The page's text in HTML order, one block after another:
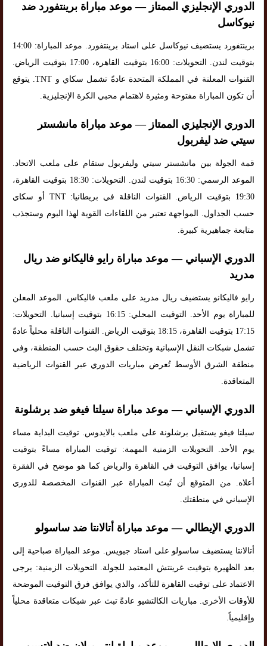
الدوري الإنجليزي الممتاز — موعد مباراة برينتفورد ضد
نيوكاسل
برينتفورد يستضيف نيوكاسل على استاد برينتفورد. موعد المباراة: 14:00
بتوقيت لندن. التحويلات: 16:00 بتوقيت القاهرة، 17:00 بتوقيت الرياض.
القنوات المعلنة في المملكة المتحدة عادةً تشمل سكاي و TNT. يتوقع
أن تكون المباراة مفتوحة ومثيرة لاهتمام محبي الكرة الإنجليزية.
الدوري الإنجليزي الممتاز — موعد مباراة مانشستر
سيتي ضد ليفربول
قمة الجولة بين مانشستر سيتي وليفربول ستقام على ملعب الاتحاد.
الموعد الرسمي: 16:30 بتوقيت لندن. التحويلات: 18:30 بتوقيت القاهرة،
19:30 بتوقيت الرياض. القنوات الناقلة في بريطانيا: TNT أو سكاي
حسب الجداول. المواجهة تعتبر من اللقاءات القوية لهذا اليوم وستجذب
متابعة جماهيرية كبيرة.
الدوري الإسباني — موعد مباراة رايو فاليكانو ضد ريال
مدريد
رايو فاليكانو يستضيف ريال مدريد على ملعب فاليكاس. الموعد المعلن
للمباراة يوم الأحد. التوقيت المحلي: 16:15 بتوقيت إسبانيا. التحويلات:
17:15 بتوقيت القاهرة، 18:15 بتوقيت الرياض. القنوات الناقلة محلياً عادةً
تشمل شبكات النقل الإسبانية وتختلف حقوق البث حسب المنطقة، وفي
منطقة الشرق الأوسط تُعرض مباريات الدوري عبر القنوات الرياضية
المتعاقدة.
الدوري الإسباني — موعد مباراة سيلتا فيغو ضد برشلونة
سيلتا فيغو يستقبل برشلونة على ملعب بالايدوس. توقيت البداية مساء
يوم الأحد. التحويلات الزمنية المهمة: توقيت المباراة مساءً بتوقيت
إسبانيا، يوافق التوقيت في القاهرة والرياض كما هو موضح في الفقرة
أعلاه. من المتوقع أن تُبث المباراة عبر القنوات المخصصة للدوري
الإسباني في منطقتك.
الدوري الإيطالي — موعد مباراة أتالانتا ضد ساسولو
أتالانتا يستضيف ساسولو على استاد جيويس. موعد المباراة صباحية إلى
بعد الظهيرة بتوقيت غرينتش المعتمد للجولة. التحويلات الزمنية: يرجى
الاعتماد على توقيت القاهرة للتأكد، والذي يوافق فرق التوقيت الموضحة
للأوقات الأخرى. مباريات الكالتشيو عادةً تبث عبر شبكات متعاقدة محلياً
وإقليمياً.